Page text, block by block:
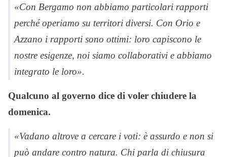
«Con Bergamo non abbiamo particolari rapporti
perché operiamo su territori diversi. Con Orio e
Azzano i rapporti sono ottimi: loro capiscono le
nostre esigenze, noi siamo collaborativi e abbiamo
integrato le loro».
Qualcuno al governo dice di voler chiudere la
domenica.
«Vadano altrove a cercare i voti: è assurdo e non si
può andare contro natura. Chi parla di chiusura